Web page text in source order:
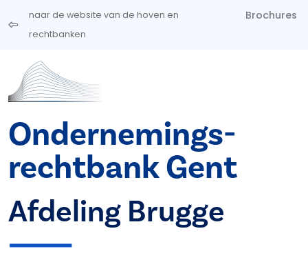
Overslaan en naar de inhoud gaan
naar de website van de hoven en
rechtbanken
Brochures
Ondernemings­
rechtbank Gent
Afdeling Brugge